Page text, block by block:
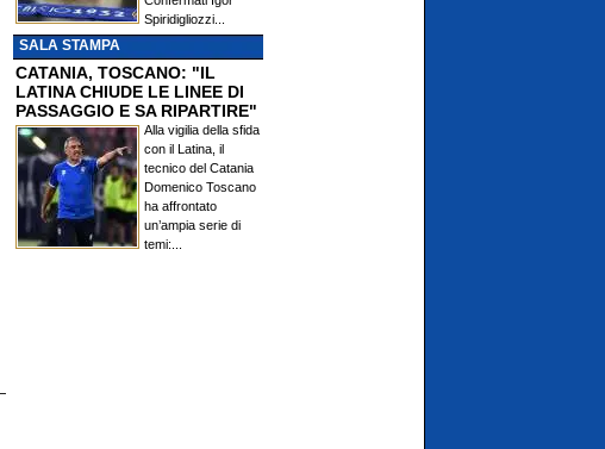
Spiridigliozzi...
SALA STAMPA
CATANIA, TOSCANO: "IL
LATINA CHIUDE LE LINEE DI
PASSAGGIO E SA RIPARTIRE"
Alla vigilia della sfida
con il Latina, il
tecnico del Catania
Domenico Toscano
ha affrontato
un’ampia serie di
temi:...